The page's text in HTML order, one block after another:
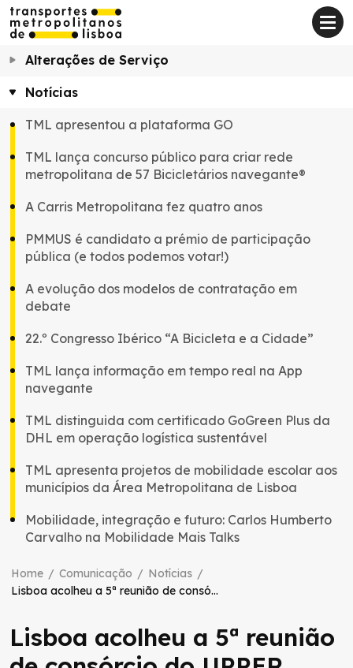
Home / Comunicação / Notícias /
Lisboa acolheu a 5ª reunião de consórcio do UPPER Project EU, projeto europeu para impulsionar a mobilidade sustentável
Lisboa acolheu a 5ª reunião
Alterações de Serviço
Notícias
TML apresentou a plataforma GO
TML lança concurso público para criar rede
metropolitana de 57 Bicicletários navegante®
A Carris Metropolitana fez quatro anos
PMMUS é candidato a prémio de participação
pública (e todos podemos votar!)
A evolução dos modelos de contratação em
debate
22.º Congresso Ibérico “A Bicicleta e a Cidade”
TML lança informação em tempo real na App
navegante
TML distinguida com certificado GoGreen Plus da
DHL em operação logística sustentável
TML apresenta projetos de mobilidade escolar aos
municípios da Área Metropolitana de Lisboa
Mobilidade, integração e futuro: Carlos Humberto
Carvalho na Mobilidade Mais Talks